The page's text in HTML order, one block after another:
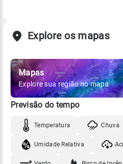
Explore os mapas
Mapas
Explore sua região no mapa
Previsão do tempo
Temperatura Chuva
Umidade Relativa